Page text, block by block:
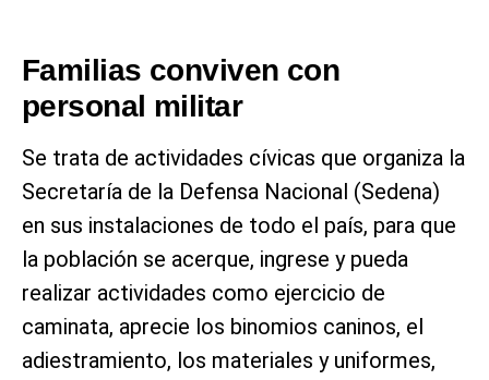
Familias conviven con
personal militar
Se trata de actividades cívicas que organiza la
Secretaría de la Defensa Nacional (Sedena)
en sus instalaciones de todo el país, para que
la población se acerque, ingrese y pueda
realizar actividades como ejercicio de
caminata, aprecie los binomios caninos, el
adiestramiento, los materiales y uniformes,